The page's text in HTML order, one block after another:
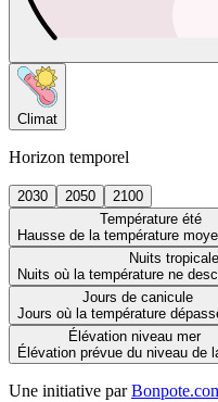
Climat
Horizon temporel
2030 2050
2100
Température été
Hausse de la température
Nuits
Nuits où la température ne
Jours de canicule
Jours où la température
Élévation niveau mer
Élévation prévue du niveau de
Une initiative par